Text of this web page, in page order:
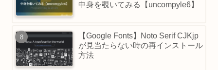
中身を覗いてみる【uncompyle6】
【Google Fonts】Noto Serif CJKjp
が見当たらない時の再インストール
方法